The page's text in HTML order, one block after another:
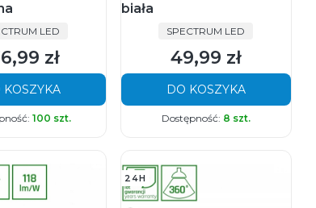
LED
zł
KOSZYKA
100 szt.
biała
PRODUCENT
SPECTRUM LED
Cena
49,99 zł
DO KOSZYKA
Dostępność: 8 szt.
24H